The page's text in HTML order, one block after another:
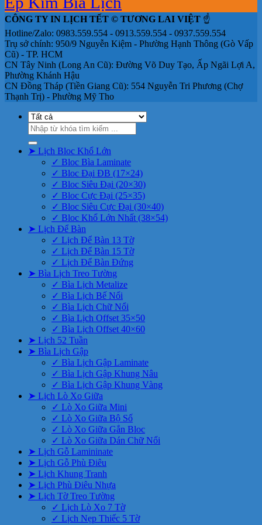
CÔNG TY IN LỊCH TẾT © TƯƠNG LAI VIỆT ☝️
Hotline/Zalo: 0983.559.554 - 0913.559.554 - 0937.559.554
Trụ sở chính: 950/9 Nguyễn Kiệm - Phường Hạnh Thông (Gò Vấp
Cũ) - TP. HCM
CN Tây Ninh (Long An Cũ): Đường Võ Duy Tạo, Ấp Ngãi Lợi A,
Phường Khánh Hậu
CN Đồng Tháp (Tiền Giang Cũ): 554 Nguyễn Tri Phương (Chợ
Thạnh Trị) - Phường Mỹ Tho
Tìm
kiếm:
➤ Lịch Bloc Khổ Lớn
✓ Bloc Bìa Laminate
✓ Bloc Đại ĐB (17×24)
✓ Bloc Siêu Đại (20×30)
✓ Bloc Cực Đại (25×35)
✓ Bloc Siêu Cực Đại (30×40)
✓ Bloc Khổ Lớn Nhất (38×54)
➤ Lịch Để Bàn
✓ Lịch Để Bàn 13 Tờ
✓ Lịch Để Bàn 15 Tờ
✓ Lịch Để Bàn Đứng
➤ Bìa Lịch Treo Tường
✓ Bìa Lịch Metalize
✓ Bìa Lịch Bế Nổi
✓ Bìa Lịch Chữ Nổi
✓ Bìa Lịch Offset 35×50
✓ Bìa Lịch Offset 40×60
➤ Lịch 52 Tuần
➤ Bìa Lịch Gập
✓ Bìa Lịch Gập Laminate
✓ Bìa Lịch Gập Khung Nâu
✓ Bìa Lịch Gập Khung Vàng
➤ Lịch Lò Xo Giữa
✓ Lò Xo Giữa Mini
✓ Lò Xo Giữa Bộ Số
✓ Lò Xo Giữa Gắn Bloc
✓ Lò Xo Giữa Dán Chữ Nổi
➤ Lịch Gỗ Lamininate
➤ Lịch Gỗ Phù Điêu
➤ Lịch Khung Tranh
➤ Lịch Phù Điêu Nhựa
➤ Lịch Tờ Treo Tường
✓ Lịch Lò Xo 7 Tờ
✓ Lịch Nẹp Thiếc 5 Tờ